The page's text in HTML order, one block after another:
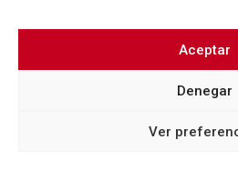
Aceptar
Denegar
Ver
LÚDICAS E CULTURAIS O